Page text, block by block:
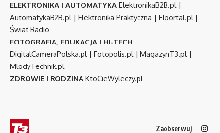
ELEKTRONIKA I AUTOMATYKA ElektronikaB2B.pl |
AutomatykaB2B.pl | Elektronika Praktyczna | Elportal.pl |
Świat Radio
FOTOGRAFIA, EDUKACJA I HI-TECH
DigitalCameraPolska.pl | Fotopolis.pl | MagazynT3.pl |
MlodyTechnik.pl
ZDROWIE I RODZINA KtoCieWyleczy.pl
Zaobserwuj